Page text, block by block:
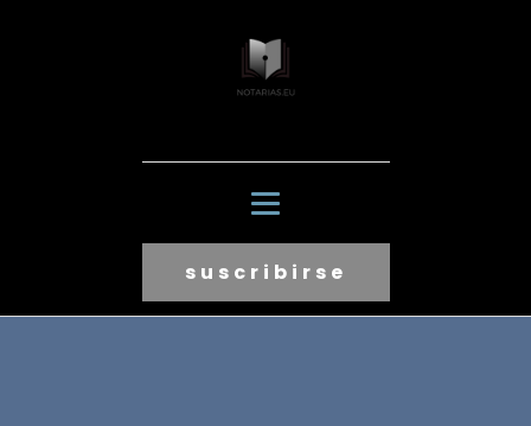
suscribirse